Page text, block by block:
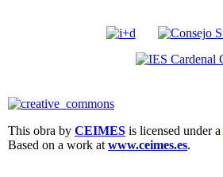
This obra by CEIMES is licensed under a
Based on a work at www.ceimes.es.